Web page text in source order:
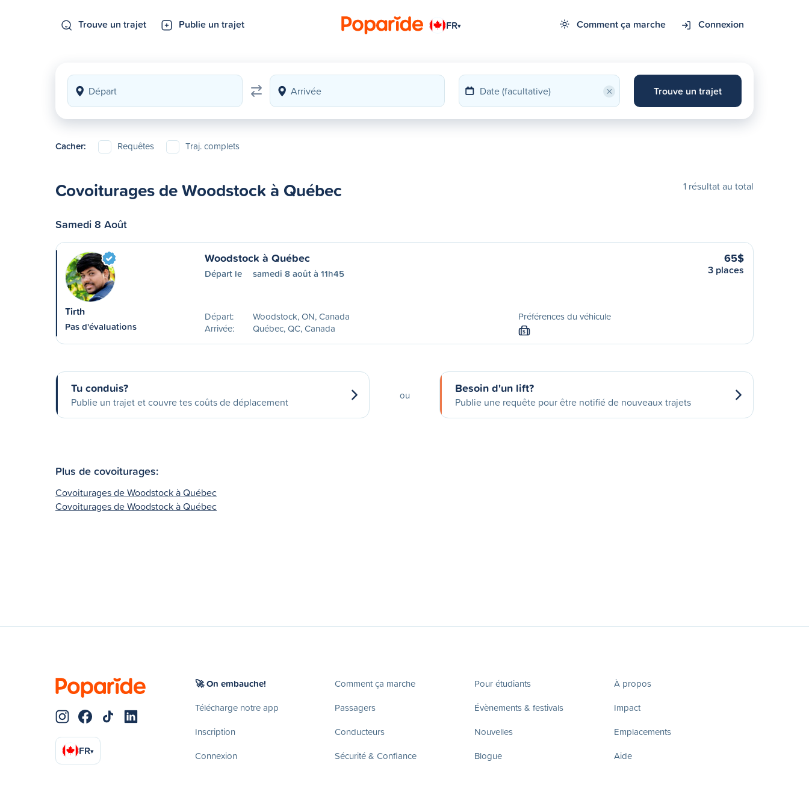
Trouve un trajet Publie un trajet FR▾ Comment ça marche Connexion
× Trouve un trajet
Cacher: Requêtes Traj. complets
Covoiturages de Woodstock à Québec 1 résultat au total
Samedi 8 Août
Tirth
Pas d'évaluations
Woodstock à Québec
Départ le samedi 8 août à 11h45
Départ:
Woodstock, ON, Canada
Arrivée:
Québec, QC, Canada
Préférences du véhicule
S
65$
3 places
Tu conduis?
Publie un trajet et couvre tes coûts de déplacement
ou Besoin d'un lift?
Publie une requête pour être notifié de nouveaux trajets
Plus de covoiturages:
Covoiturages de Woodstock à Québec
Covoiturages de Woodstock à Québec
FR▾
🚀 On embauche!
Télécharge notre app
Inscription
Connexion
Comment ça marche
Passagers
Conducteurs
Sécurité & Confiance
Pour étudiants
Évènements & festivals
Nouvelles
Blogue
À propos
Impact
Emplacements
Aide